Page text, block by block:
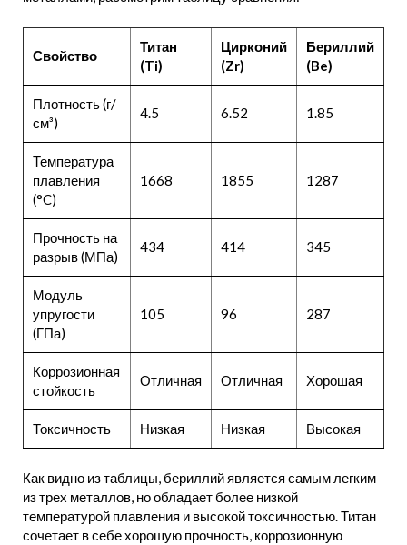
Свойство
Титан
(Ti)
Цирконий
(Zr)
Бериллий
(Be)
Плотность (г/
см³)
4.5 6.52 1.85
Температура
плавления
(°C)
1668 1855 1287
Прочность на
разрыв (МПа)
434 414 345
Модуль
упругости
(ГПа)
105 96 287
Коррозионная
стойкость
Отличная Отличная Хорошая
Токсичность Низкая Низкая Высокая
Как видно из таблицы, бериллий является самым легким
из трех металлов, но обладает более низкой
температурой плавления и высокой токсичностью. Титан
сочетает в себе хорошую прочность, коррозионную